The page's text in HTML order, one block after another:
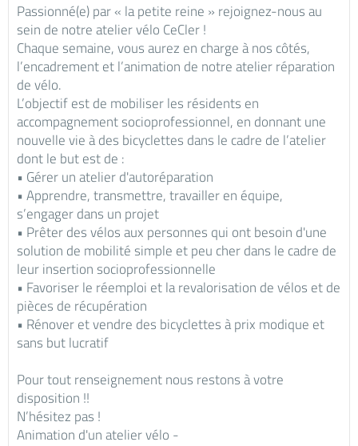
Passionné(e) par « la petite reine » rejoignez-nous au
sein de notre atelier vélo CeCler !
Chaque semaine, vous aurez en charge à nos côtés,
l’encadrement et l’animation de notre atelier réparation
de vélo.
L’objectif est de mobiliser les résidents en
accompagnement socioprofessionnel, en donnant une
nouvelle vie à des bicyclettes dans le cadre de l’atelier
dont le but est de :
• Gérer un atelier d'autoréparation
• Apprendre, transmettre, travailler en équipe,
s’engager dans un projet
• Prêter des vélos aux personnes qui ont besoin d'une
solution de mobilité simple et peu cher dans le cadre de
leur insertion socioprofessionnelle
• Favoriser le réemploi et la revalorisation de vélos et de
pièces de récupération
• Rénover et vendre des bicyclettes à prix modique et
sans but lucratif
Pour tout renseignement nous restons à votre
disposition !!
N’hésitez pas !
Animation d'un atelier vélo -